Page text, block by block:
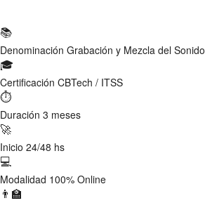
📚
Denominación Grabación y Mezcla del Sonido
🎓
Certificación CBTech / ITSS
⏱
Duración 3 meses
🚀
Inicio 24/48 hs
💻
Modalidad 100% Online
👨‍🏫